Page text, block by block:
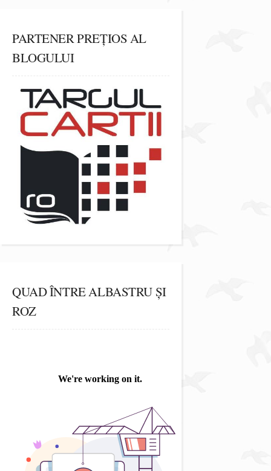
PARTENER PREȚIOS AL
BLOGULUI
QUAD ÎNTRE ALBASTRU ȘI
ROZ